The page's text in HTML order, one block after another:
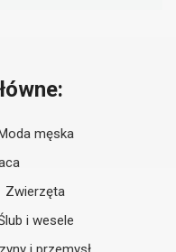
męska
Zwierzęta
i wesele